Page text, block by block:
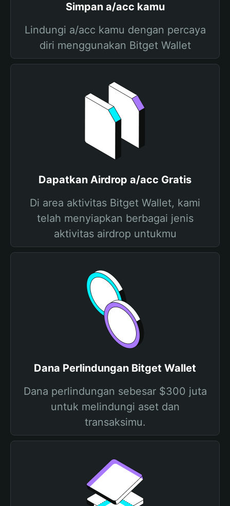
Simpan a/acc kamu
Lindungi a/acc kamu dengan percaya
diri menggunakan Bitget Wallet
Dapatkan Airdrop a/acc Gratis
Di area aktivitas Bitget Wallet, kami
telah menyiapkan berbagai jenis
aktivitas airdrop untukmu
Dana Perlindungan Bitget Wallet
Dana perlindungan sebesar $300 juta
untuk melindungi aset dan
transaksimu.